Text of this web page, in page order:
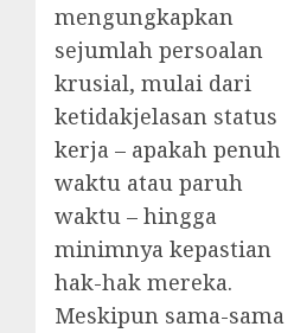
mengungkapkan
sejumlah persoalan
krusial, mulai dari
ketidakjelasan status
kerja – apakah penuh
waktu atau paruh
waktu – hingga
minimnya kepastian
hak-hak mereka.
Meskipun sama-sama